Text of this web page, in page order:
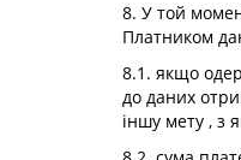
8. У той
Платником
8.1. якщо
до даних
іншу мету , з